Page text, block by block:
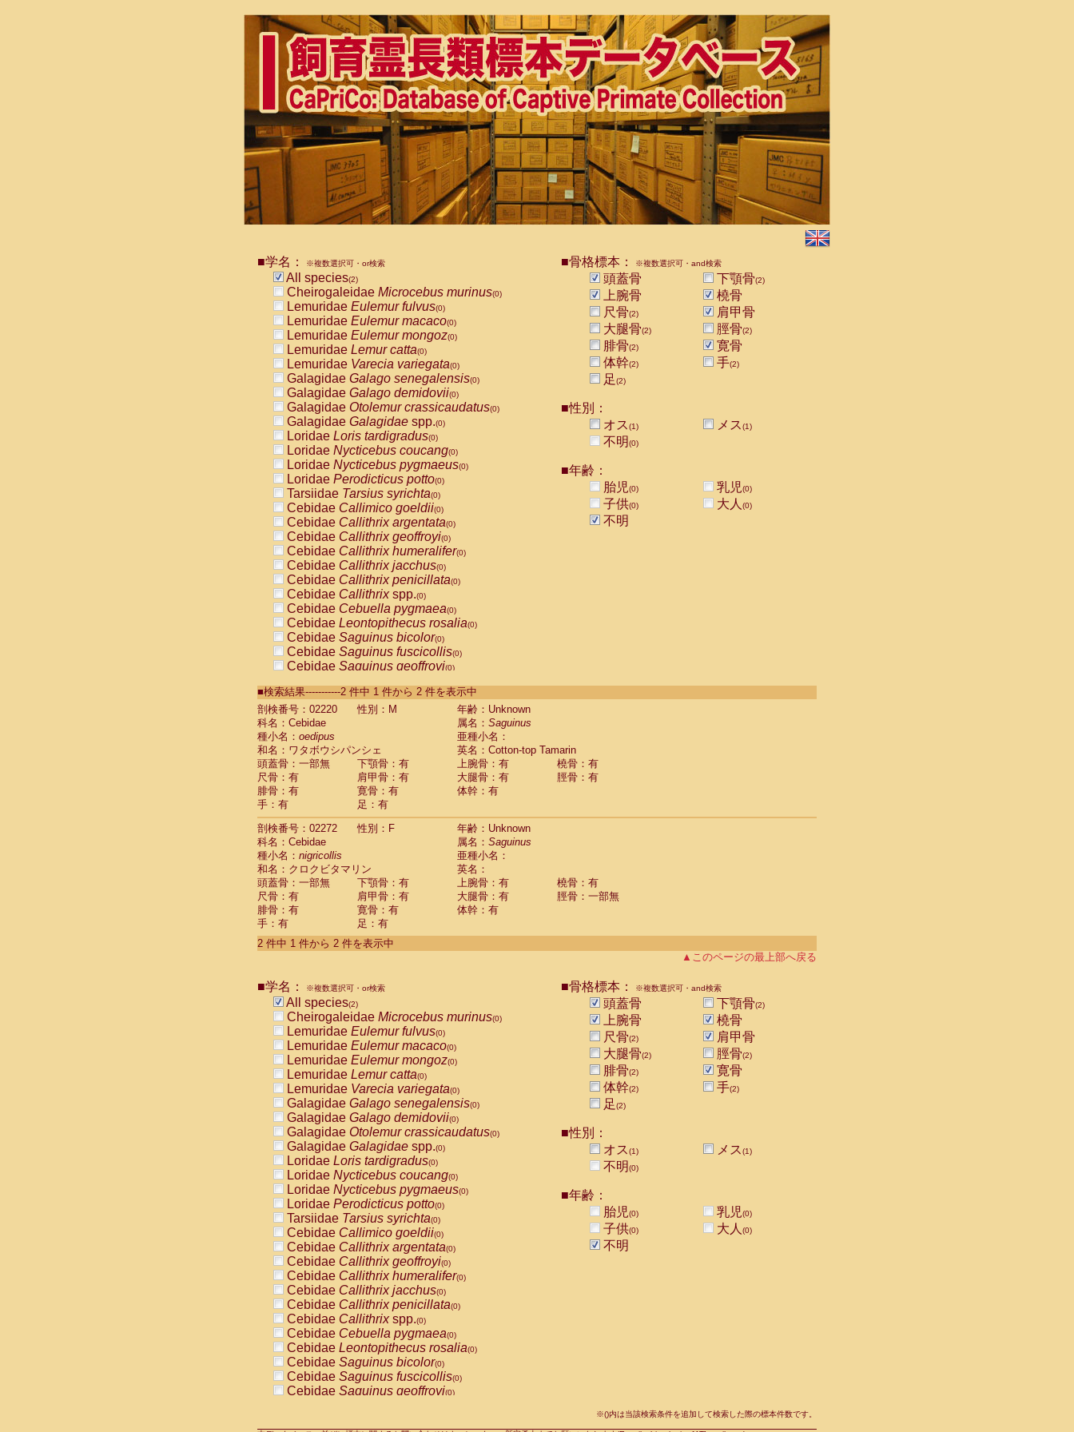
■学名： ※複数選択可・or検索
All species(2)
Cheirogaleidae Microcebus murinus(0)
Lemuridae Eulemur fulvus(0)
Lemuridae Eulemur macaco(0)
Lemuridae Eulemur mongoz(0)
Lemuridae Lemur catta(0)
Lemuridae Varecia variegata(0)
Galagidae Galago senegalensis(0)
Galagidae Galago demidovii(0)
Galagidae Otolemur crassicaudatus(0)
Galagidae Galagidae spp.(0)
Loridae Loris tardigradus(0)
Loridae Nycticebus coucang(0)
Loridae Nycticebus pygmaeus(0)
Loridae Perodicticus potto(0)
Tarsiidae Tarsius syrichta(0)
Cebidae Callimico goeldii(0)
Cebidae Callithrix argentata(0)
Cebidae Callithrix geoffroyi(0)
Cebidae Callithrix humeralifer(0)
Cebidae Callithrix jacchus(0)
Cebidae Callithrix penicillata(0)
Cebidae Callithrixspp.(0)
Cebidae Cebuella pygmaea(0)
Cebidae Leontopithecus rosalia(0)
Cebidae Saguinus bicolor(0)
Cebidae Saguinus fuscicollis(0)
Cebidae Saguinus geoffroyi(0)
CebidaeSaguinus labiatus(0)
Cebidae Saguinus leucopus (0)
Cebidae
Cebidae
CebidaeSaguinus nigricollis (1)
Cebidae Saguinus oedipus
Cebidae Saguinus weddelli
Cebidae Saguinusspp.
Cebidae Aotus trivirgatus
Cebidae Cebus albifrons
Cebidae
CebidaeCebus capucinus
CebidaeCebus nigrivittatus
Cebidae Cebusspp.(0)
Cebidae Saimiri boliviensis
Cebidae Saimiri sciureus
Atelidae Alouatta caraya
AtelidaeAlouatta fusca
AtelidaeAlouatta seniculus
AtelidaeAteles belzebuth
AtelidaeAteles geoffroyi
AtelidaeAteles paniscus(0)
AtelidaeAtelesspp. (0)
AtelidaeLagothrix lagothricha
AtelidaeLagothrix lagothricha cana
PitheciidaeCacajao calvus rubicundus
PitheciidaeCallicebus cupreus
PitheciidaeCallicebus donacophilus
PitheciidaeCallicebus moloch
PitheciidaeCallicebus torquatus(0)
PitheciidaeCallicebusspp.
PitheciidaeChiropotes satanas
PitheciidaePithecia monachus
PitheciidaePithecia pithecia (0)
CercopithecidaeCercocebus agilis
CercopithecidaeCercocebus galeritus chrysogaster
CercopithecidaeCercocebus torquatus atys
CercopithecidaeCercocebus torquatus lunulatus
CercopithecidaeCercocebus torquatus torquatus
CercopithecidaeCercocebushybrid
CercopithecidaeCercocebusspp.
CercopithecidaeLophocebus albigena
CercopithecidaePapio anubis
CercopithecidaePapio cynocephalus
CercopithecidaePapio hamadryas
CercopithecidaePapio papio
CercopithecidaePapiospp.(0)
CercopithecidaeMandrillus leucophaeus
CercopithecidaeMandrillus sphinx
CercopithecidaeMacaca arctoides(0)
■骨格標本： ※複数選択可・and検索
頭蓋骨 下顎骨(2)
上腕骨
橈骨
尺骨(2)
肩甲骨
大腿骨(2) 脛骨(2)
腓骨(2)
寛骨
体幹(2) 手(2)
足(2)
■性別：
オス(1) メス(1)
不明(0)
■年齢：
胎児(0) 乳児(0)
子供(0) 大人 (0)
不明
■検索結果-----------2 件中 1 件から 2 件を表示中
剖検番号：02220
性別：M
年齢：Unknown
科名：Cebidae
属名： Saguinus
種小名： oedipus
亜種小名：
和名：ワタボウシパンシェ
英名：Cotton-top Tamarin
頭蓋骨：一部無
下顎骨：有 上腕骨：有
橈骨：有
尺骨：有
肩甲骨：有 大腿骨：有
脛骨：有
腓骨：有
寛骨：有
体幹：有
手：有
足：有
剖検番号：02272
性別：F
年齢：Unknown
科名：Cebidae
属名： Saguinus
種小名： nigricollis
亜種小名：
和名：クロクビタマリン
英名：
頭蓋骨：一部無
下顎骨：有 上腕骨：有
橈骨：有
尺骨：有
肩甲骨：有 大腿骨：有
脛骨：一部無
腓骨：有
寛骨：有
体幹：有
手：有
足：有
2 件中 1 件から 2 件を表示中
▲このページの最上部へ戻る
■学名： ※複数選択可・or検索
All species(2)
Cheirogaleidae Microcebus murinus(0)
Lemuridae Eulemur fulvus(0)
Lemuridae Eulemur macaco(0)
Lemuridae Eulemur mongoz(0)
Lemuridae Lemur catta(0)
Lemuridae Varecia variegata(0)
Galagidae Galago senegalensis(0)
Galagidae Galago demidovii(0)
Galagidae Otolemur crassicaudatus(0)
Galagidae Galagidae spp.(0)
Loridae Loris tardigradus(0)
Loridae Nycticebus coucang(0)
Loridae Nycticebus pygmaeus(0)
Loridae Perodicticus potto(0)
Tarsiidae Tarsius syrichta(0)
Cebidae Callimico goeldii(0)
Cebidae Callithrix argentata(0)
Cebidae Callithrix geoffroyi(0)
Cebidae Callithrix humeralifer(0)
Cebidae Callithrix jacchus(0)
Cebidae Callithrix penicillata(0)
Cebidae Callithrixspp.(0)
Cebidae Cebuella pygmaea(0)
Cebidae Leontopithecus rosalia(0)
Cebidae Saguinus bicolor(0)
Cebidae Saguinus fuscicollis(0)
Cebidae Saguinus geoffroyi(0)
■骨格標本： ※複数選択可・and検索
頭蓋骨 下顎骨(2)
上腕骨
橈骨
尺骨(2)
肩甲骨
大腿骨(2) 脛骨(2)
腓骨(2)
寛骨
体幹(2) 手(2)
足(2)
■性別：
オス(1) メス(1)
不明(0)
■年齢：
胎児(0) 乳児(0)
子供(0) 大人 (0)
不明
※()内は当該検索条件を追加して検索した際の標本件数です。